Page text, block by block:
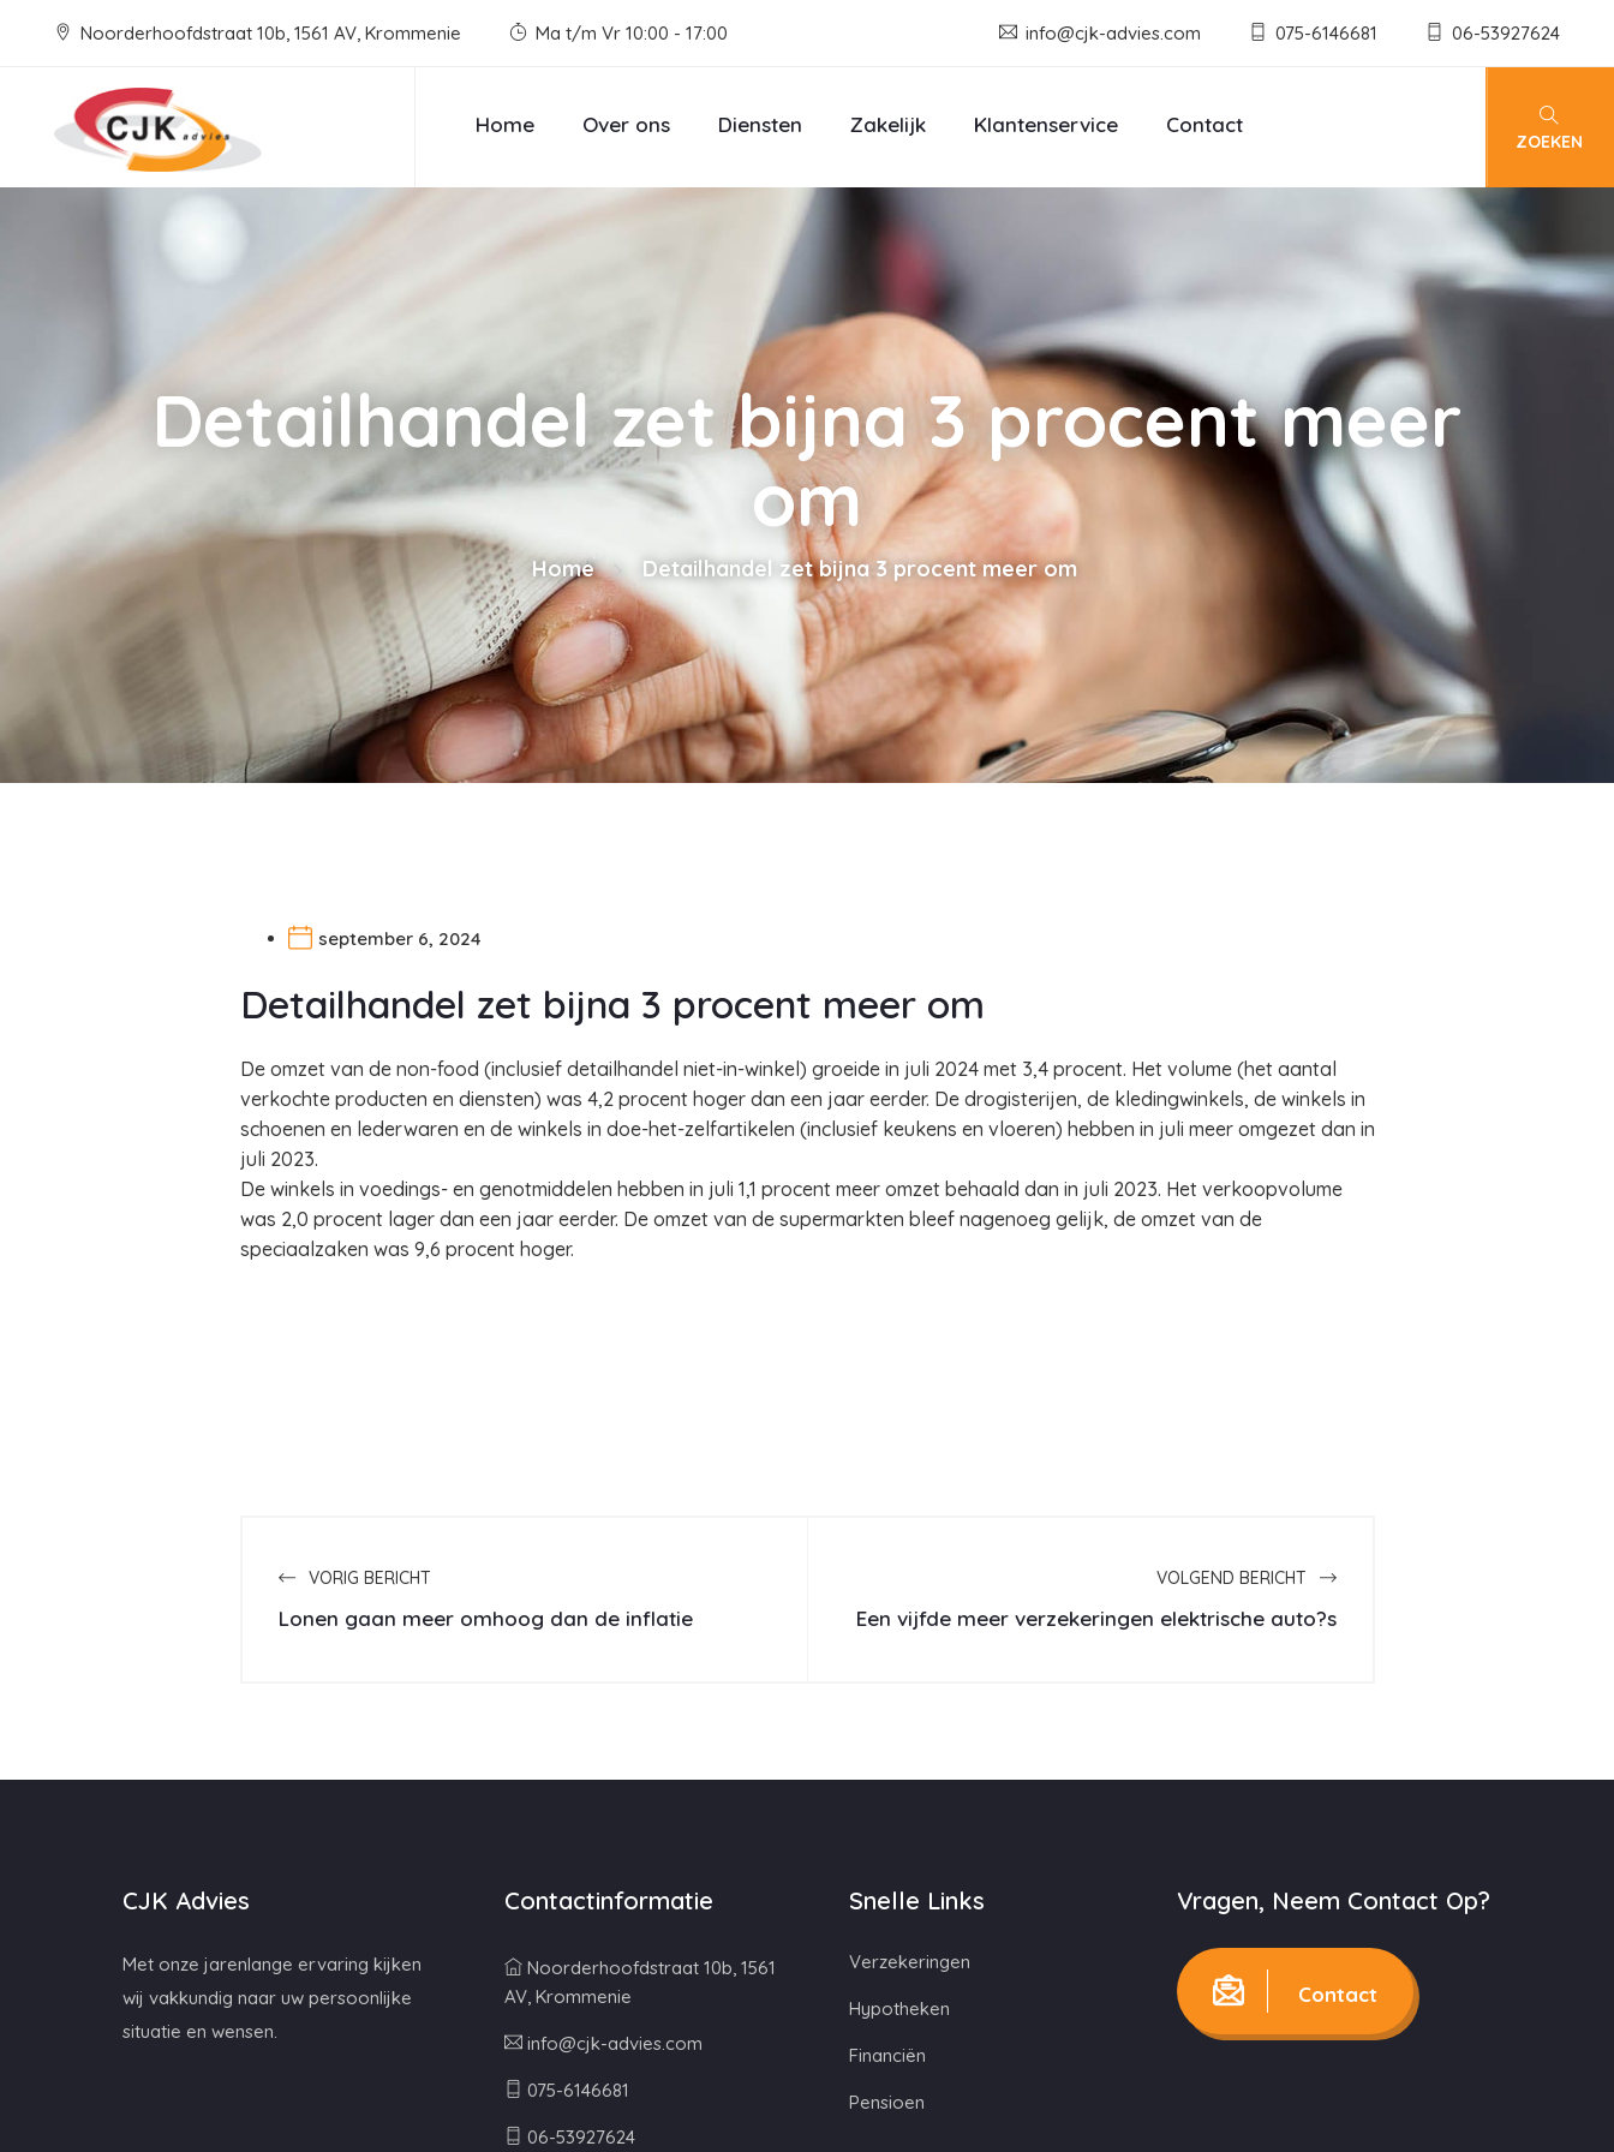
Noorderhoofdstraat 10b, 1561 AV, Krommenie Ma t/m Vr 10:00 - 17:00 info@cjk-advies.com 075-6146681 06-53927624
Home Over ons Diensten Zakelijk Klantenservice Contact
ZOEKEN
Detailhandel zet bijna 3 procent meer
om
Home Detailhandel zet bijna 3 procent meer om
september 6, 2024
Detailhandel zet bijna 3 procent meer om
De omzet van de non-food (inclusief detailhandel niet-in-winkel) groeide in juli 2024 met 3,4 procent. Het volume (het aantal
verkochte producten en diensten) was 4,2 procent hoger dan een jaar eerder. De drogisterijen, de kledingwinkels, de winkels in
schoenen en lederwaren en de winkels in doe-het-zelfartikelen (inclusief keukens en vloeren) hebben in juli meer omgezet dan in
juli 2023.
De winkels in voedings- en genotmiddelen hebben in juli 1,1 procent meer omzet behaald dan in juli 2023. Het verkoopvolume
was 2,0 procent lager dan een jaar eerder. De omzet van de supermarkten bleef nagenoeg gelijk, de omzet van de
speciaalzaken was 9,6 procent hoger.
VORIG BERICHT
Lonen gaan meer omhoog dan de inflatie
VOLGEND BERICHT
Een vijfde meer verzekeringen elektrische auto?s
CJK Advies
Met onze jarenlange ervaring kijken
wij vakkundig naar uw persoonlijke
situatie en wensen.
Contactinformatie
Noorderhoofdstraat 10b, 1561
AV, Krommenie
info@cjk-advies.com
075-6146681
06-53927624
Snelle Links
Verzekeringen
Hypotheken
Financiën
Pensioen
Vragen, Neem Contact Op?
Contact